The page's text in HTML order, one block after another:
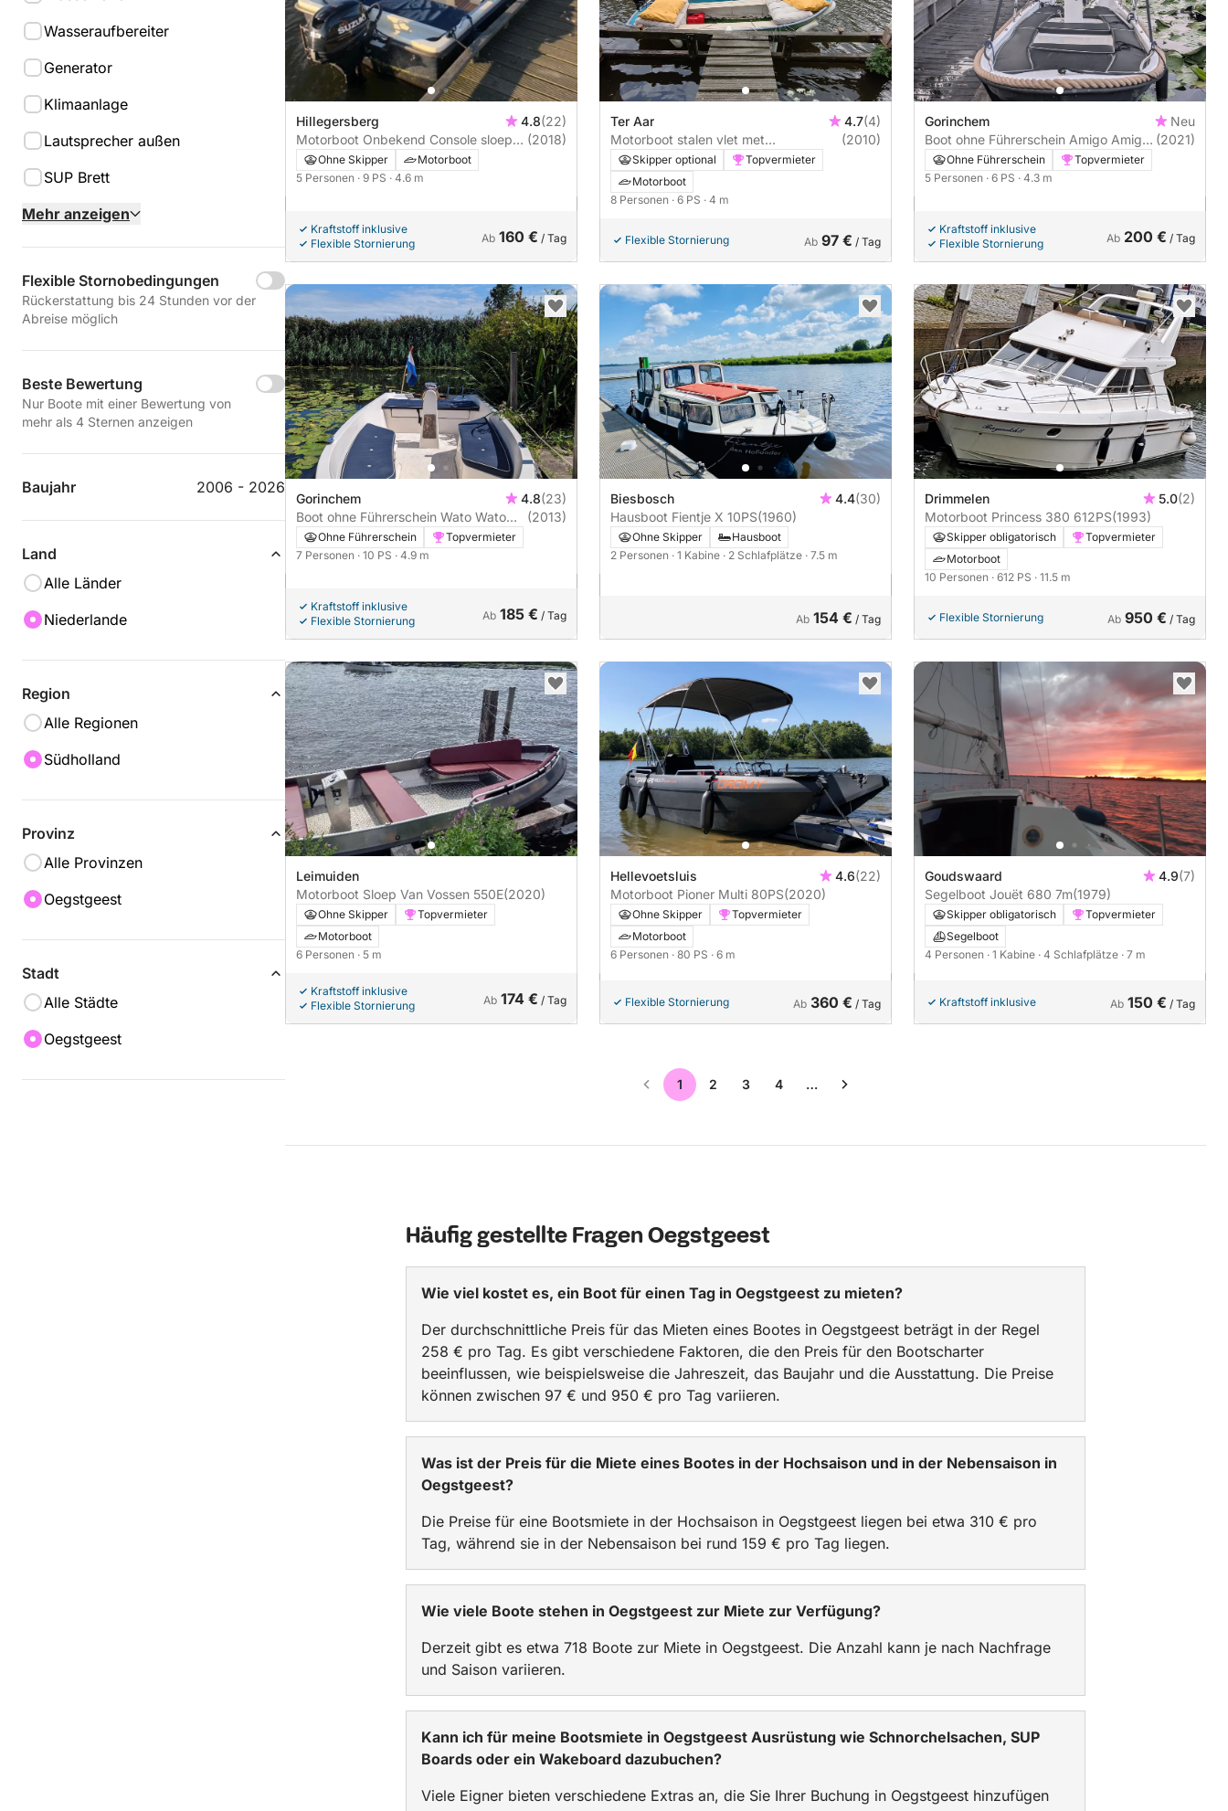
Wasseraufbereiter
Generator
Klimaanlage
Lautsprecher außen
SUP Brett
Mehr anzeigen
Flexible Stornobedingungen
Rückerstattung bis 24 Stunden vor der
Abreise möglich
Beste Bewertung
Nur Boote mit einer Bewertung von
mehr als 4 Sternen anzeigen
Baujahr 2006 - 2026
Land
Alle Länder
Niederlande
Region
Alle Regionen
Südholland
Provinz
Alle Provinzen
Oegstgeest
Stadt
Alle Städte
Oegstgeest
Hillegersberg 4.8(22)
Motorboot Onbekend Console sloep
9PS
(2018)
Ohne Skipper
Motorboot
5 Personen · 9 PS · 4.6 m
Kraftstoff inklusive
Flexible Stornierung
Ab 160 € / Tag
Ter Aar 4.7(4)
Motorboot stalen vlet met
buitenboordmotor 6PS
(2010)
Skipper optional
Topvermieter
Motorboot
8 Personen · 6 PS · 4 m
Flexible Stornierung Ab 97 € / Tag
Gorinchem
Neu
Boot ohne Führerschein Amigo Amigo
classic 430 6PS
(2021)
Ohne Führerschein
Topvermieter
5 Personen · 6 PS · 4.3 m
Kraftstoff inklusive
Flexible Stornierung
Ab 200 € / Tag
Gorinchem 4.8(23)
Boot ohne Führerschein Wato Wato
sloep 490 10PS
(2013)
Ohne Führerschein
Topvermieter
7 Personen · 10 PS · 4.9 m
Kraftstoff inklusive
Flexible Stornierung
Ab 185 € / Tag
Biesbosch 4.4(30)
Hausboot Fientje X 10PS(1960)
Ohne Skipper
Hausboot
2 Personen · 1 Kabine · 2 Schlafplätze · 7.5 m
Ab 154 € / Tag
Drimmelen 5.0(2)
Motorboot Princess 380 612PS(1993)
Skipper obligatorisch
Topvermieter
Motorboot
10 Personen · 612 PS · 11.5 m
Flexible Stornierung Ab 950 € / Tag
Leimuiden
Motorboot Sloep Van Vossen 550E(2020)
Ohne Skipper
Topvermieter
Motorboot
6 Personen · 5 m
Kraftstoff inklusive
Flexible Stornierung
Ab 174 € / Tag
Hellevoetsluis 4.6(22)
Motorboot Pioner Multi 80PS(2020)
Ohne Skipper
Topvermieter
Motorboot
6 Personen · 80 PS · 6 m
Flexible Stornierung Ab 360 € / Tag
Goudswaard 4.9(7)
Segelboot Jouët 680 7m(1979)
Skipper obligatorisch
Topvermieter
Segelboot
4 Personen · 1 Kabine · 4 Schlafplätze · 7 m
Kraftstoff inklusive Ab 150 € / Tag
1 2 3 4 …
Häufig gestellte Fragen Oegstgeest
Wie viel kostet es, ein Boot für einen Tag in Oegstgeest zu mieten?
Der durchschnittliche Preis für das Mieten eines Bootes in Oegstgeest beträgt in der Regel
258 € pro Tag. Es gibt verschiedene Faktoren, die den Preis für den Bootscharter
beeinflussen, wie beispielsweise die Jahreszeit, das Baujahr und die Ausstattung. Die Preise
können zwischen 97 € und 950 € pro Tag variieren.
Was ist der Preis für die Miete eines Bootes in der Hochsaison und in der Nebensaison in
Oegstgeest?
Die Preise für eine Bootsmiete in der Hochsaison in Oegstgeest liegen bei etwa 310 € pro
Tag, während sie in der Nebensaison bei rund 159 € pro Tag liegen.
Wie viele Boote stehen in Oegstgeest zur Miete zur Verfügung?
Derzeit gibt es etwa 718 Boote zur Miete in Oegstgeest. Die Anzahl kann je nach Nachfrage
und Saison variieren.
Kann ich für meine Bootsmiete in Oegstgeest Ausrüstung wie Schnorchelsachen, SUP
Boards oder ein Wakeboard dazubuchen?
Viele Eigner bieten verschiedene Extras an, die Sie Ihrer Buchung in Oegstgeest hinzufügen